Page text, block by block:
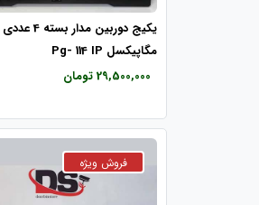
مگاپیکسل Pg- 114 IP
29,500,000 تومان